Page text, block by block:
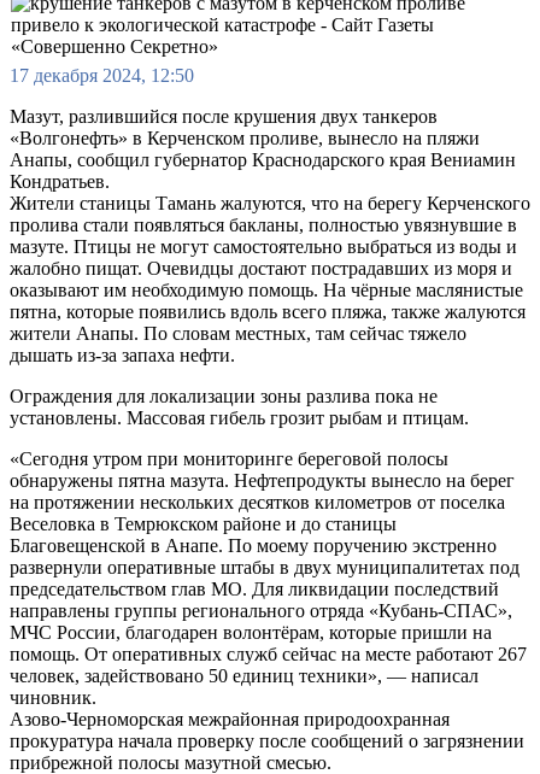
17 декабря 2024, 12:50
Мазут, разлившийся после крушения двух танкеров
«Волгонефть» в Керченском проливе, вынесло на пляжи
Анапы, сообщил губернатор Краснодарского края Вениамин
Кондратьев.
Жители станицы Тамань жалуются, что на берегу Керченского
пролива стали появляться бакланы, полностью увязнувшие в
мазуте. Птицы не могут самостоятельно выбраться из воды и
жалобно пищат. Очевидцы достают пострадавших из моря и
оказывают им необходимую помощь. На чёрные маслянистые
пятна, которые появились вдоль всего пляжа, также жалуются
жители Анапы. По словам местных, там сейчас тяжело
дышать из-за запаха нефти.
Ограждения для локализации зоны разлива пока не
установлены. Массовая гибель грозит рыбам и птицам.
«Сегодня утром при мониторинге береговой полосы
обнаружены пятна мазута. Нефтепродукты вынесло на берег
на протяжении нескольких десятков километров от поселка
Веселовка в Темрюкском районе и до станицы
Благовещенской в Анапе. По моему поручению экстренно
развернули оперативные штабы в двух муниципалитетах под
председательством глав МО. Для ликвидации последствий
направлены группы регионального отряда «Кубань-СПАС»,
МЧС России, благодарен волонтёрам, которые пришли на
помощь. От оперативных служб сейчас на месте работают 267
человек, задействовано 50 единиц техники», — написал
чиновник.
Азово-Черноморская межрайонная природоохранная
прокуратура начала проверку после сообщений о загрязнении
прибрежной полосы мазутной смесью.